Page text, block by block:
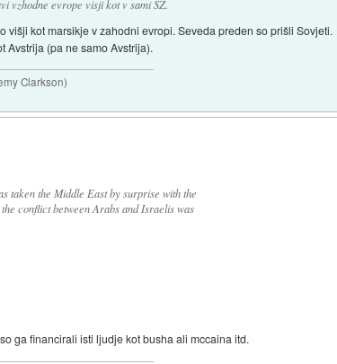
vzhodne evrope visji kot v sami SZ.
kot marsikje v zahodni evropi. Seveda preden so prišli Sovjeti.
Avstrija (pa ne samo Avstrija).
Clarkson)
taken the Middle East by surprise with the
conflict between Arabs and Israelis was
ga financirali isti ljudje kot busha ali mccaina itd.